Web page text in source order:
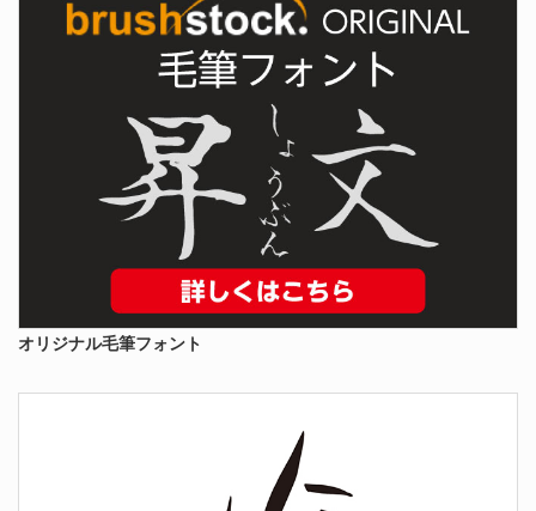
オリジナル毛筆フォント